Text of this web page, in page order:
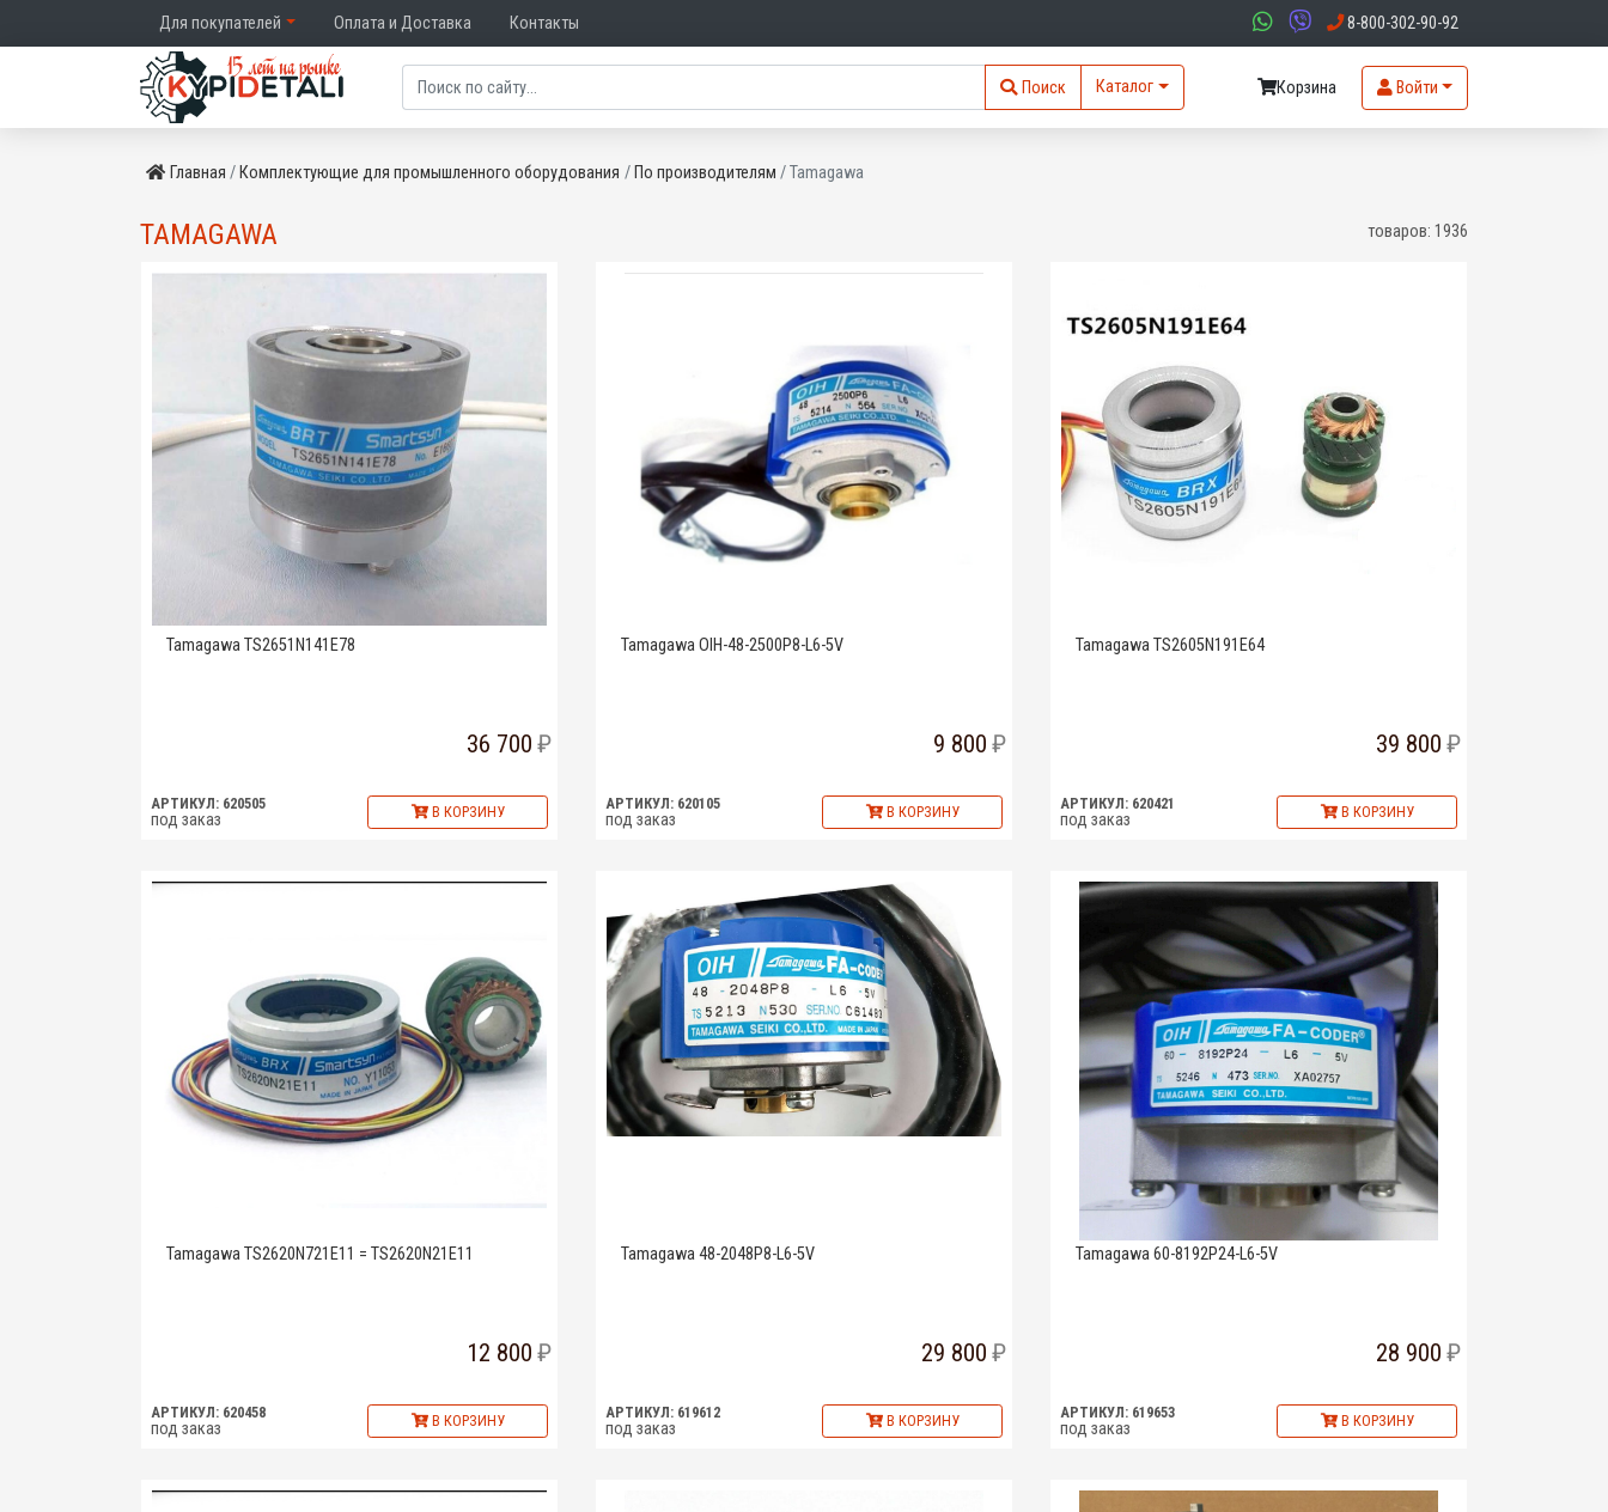
Для покупателей Оплата и Доставка Контакты 8-800-302-90-92
Поиск Каталог Корзина Войти
Главная Комплектующие для промышленного оборудования По производителям Tamagawa
TAMAGAWA товаров: 1936
Tamagawa TS2651N141E78
36 700
АРТИКУЛ: 620505
под заказ В КОРЗИНУ
Tamagawa OIH-48-2500P8-L6-5V
9 800
АРТИКУЛ: 620105
под заказ В КОРЗИНУ
Tamagawa TS2605N191E64
39 800
АРТИКУЛ: 620421
под заказ В КОРЗИНУ
Tamagawa TS2620N721E11 = TS2620N21E11
12 800
АРТИКУЛ: 620458
под заказ В КОРЗИНУ
Tamagawa 48-2048P8-L6-5V
29 800
АРТИКУЛ: 619612
под заказ В КОРЗИНУ
Tamagawa 60-8192P24-L6-5V
28 900
АРТИКУЛ: 619653
под заказ В КОРЗИНУ